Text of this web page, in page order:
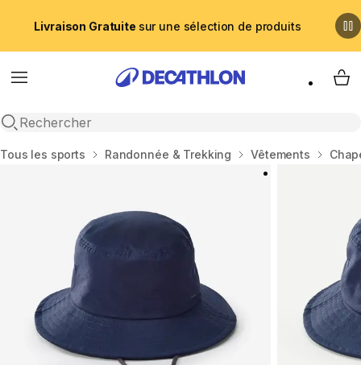
Livraison Gratuite sur une sélection de produits
Menu
Recherche ouverte
My
Accueil
Tous les sports Randonnée & Trekking Vêtements